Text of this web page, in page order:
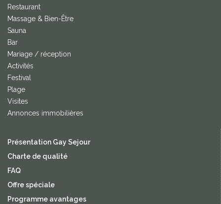
Restaurant
Massage & Bien-Être
Sauna
Bar
Mariage / réception
Activités
Festival
Plage
Visites
Annonces immobilières
Présentation Gay Sejour
Charte de qualité
FAQ
Offre spéciale
Programme avantages